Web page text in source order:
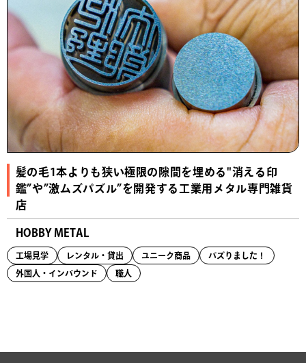
髪の毛1本よりも狭い極限の隙間を埋める"消える印
鑑”や”激ムズパズル”を開発する工業用メタル専門雑貨
店
HOBBY METAL
工場見学 レンタル・貸出 ユニーク商品 バズりました！
外国人・インバウンド 職人